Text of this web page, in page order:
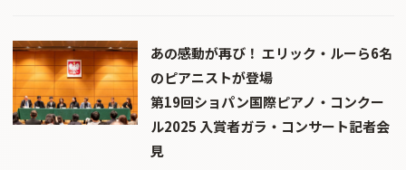
あの感動が再び！ エリック・ルーら6名
のピアニストが登場
第19回ショパン国際ピアノ・コンクー
ル2025 入賞者ガラ・コンサート記者会
見